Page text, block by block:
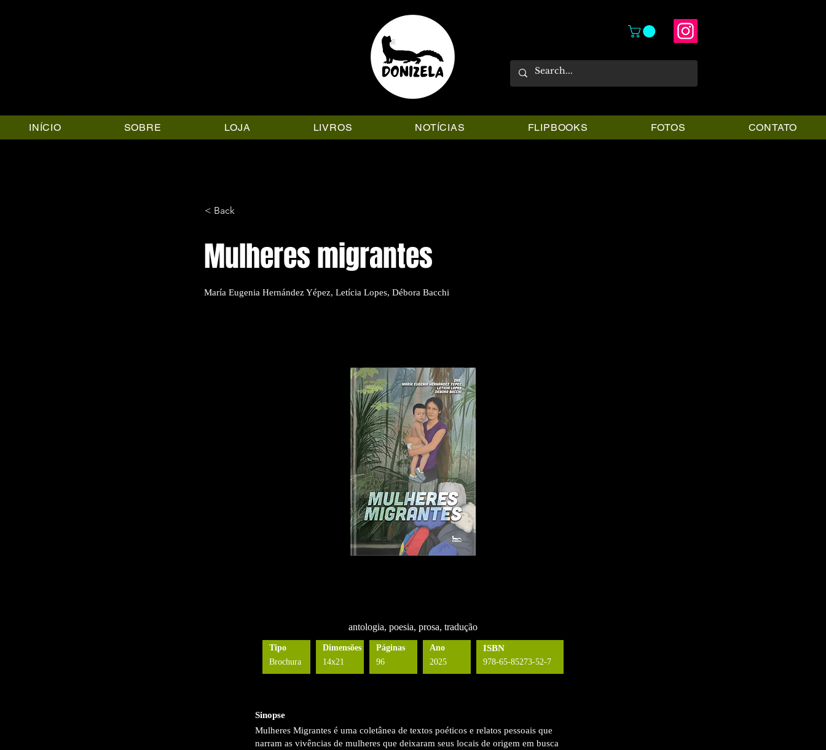
INÍCIO SOBRE LOJA LIVROS NOTÍCIAS FLIPBOOKS FOTOS CONTATO
< Back
Mulheres migrantes
María Eugenia Hernández Yépez, Letícia Lopes, Débora Bacchi
antologia, poesia, prosa, tradução
Tipo
Brochura
Dimensões
14x21
Páginas
96
Ano
2025
ISBN
978-65-85273-52-7
Sinopse
Mulheres Migrantes é uma coletânea de textos poéticos e relatos pessoais que
narram as vivências de mulheres que deixaram seus locais de origem em busca